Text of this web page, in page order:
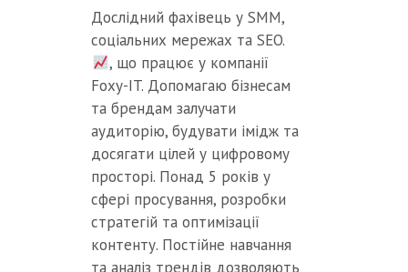
Дослідний фахівець у SMM,
соціальних мережах та SEO.
, що працює у компанії
Foxy-IT. Допомагаю бізнесам
та брендам залучати
аудиторію, будувати імідж та
досягати цілей у цифровому
просторі. Понад 5 років у
сфері просування, розробки
стратегій та оптимізації
контенту. Постійне навчання
та аналіз трендів дозволяють